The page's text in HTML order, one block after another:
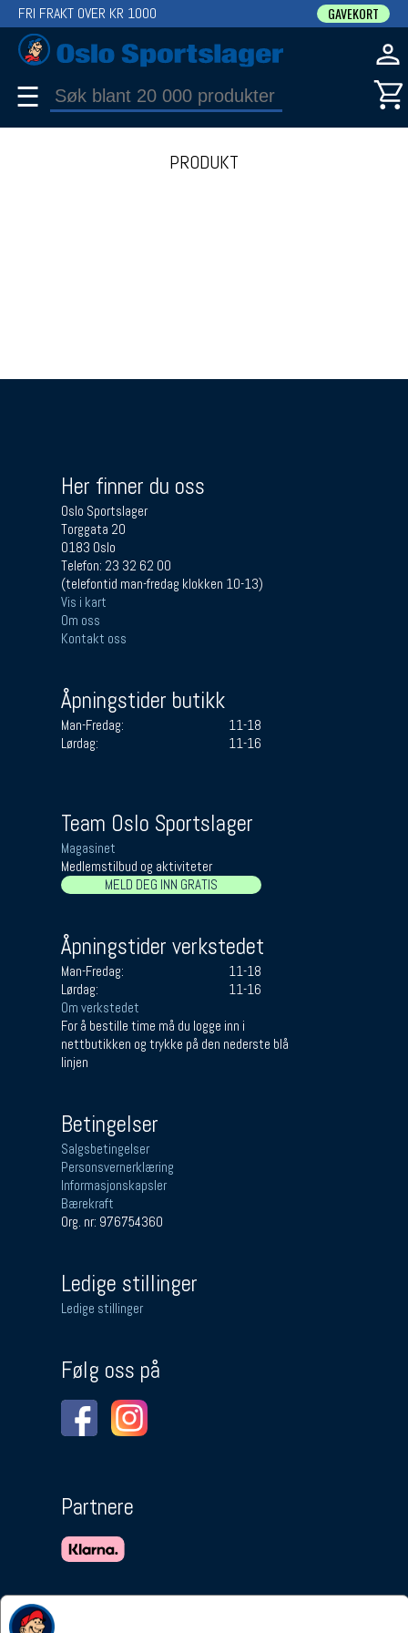
FRI FRAKT OVER KR 1000 GAVEKORT
☰
PRODUKT
Her finner du oss
Oslo Sportslager
Torggata 20
0183 Oslo
Telefon: 23 32 62 00
(telefontid man-fredag klokken 10-13)
Vis i kart
Om oss
Kontakt oss
Åpningstider butikk
Man-Fredag:
11-18
Lørdag:
11-16
Team Oslo Sportslager
Magasinet
Medlemstilbud og aktiviteter
MELD DEG INN GRATIS
Åpningstider verkstedet
Man-Fredag:
11-18
Lørdag:
11-16
Om verkstedet
For å bestille time må du logge inn i
nettbutikken og trykke på den nederste blå
linjen
Betingelser
Salgsbetingelser
Personsvernerklæring
Informasjonskapsler
Bærekraft
Org. nr: 976754360
Ledige stillinger
Ledige stillinger
Følg oss på
Partnere